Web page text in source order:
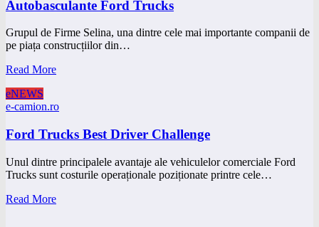
Autobasculante Ford Trucks
Grupul de Firme Selina, una dintre cele mai importante companii de
pe piața construcțiilor din…
Read More
eNEWS
e-camion.ro
Ford Trucks Best Driver Challenge
Unul dintre principalele avantaje ale vehiculelor comerciale Ford
Trucks sunt costurile operaționale poziționate printre cele…
Read More